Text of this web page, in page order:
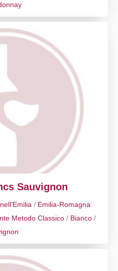
Sauvignon
/ Emilia-Romagna
Metodo Classico / Bianco /